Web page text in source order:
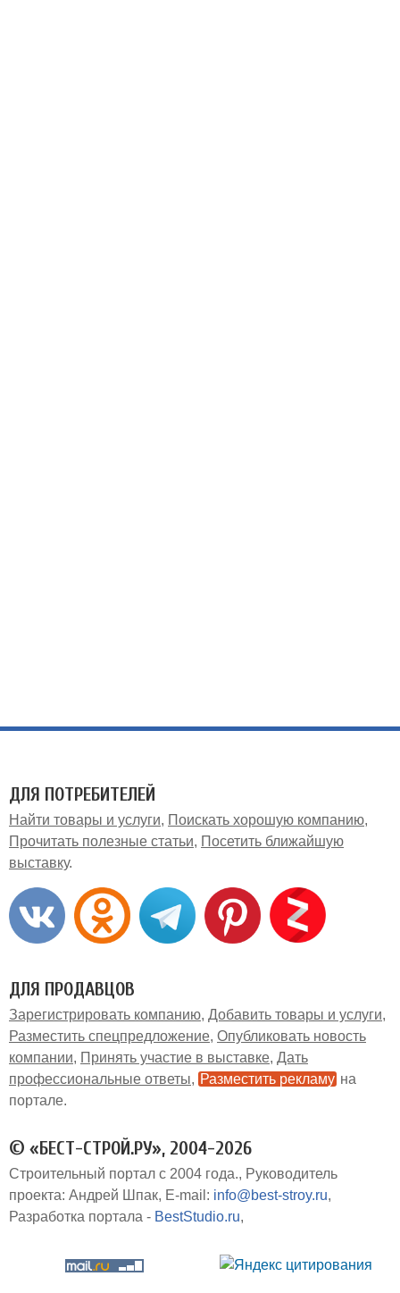
ДЛЯ ПОТРЕБИТЕЛЕЙ
Найти товары и услуги
Поискать хорошую компанию
Прочитать полезные статьи
Посетить ближайшую
выставку
ДЛЯ ПРОДАВЦОВ
Зарегистрировать компанию Добавить товары и услуги
Разместить спецпредложение Опубликовать новость
компании
Принять участие в выставке Дать
профессиональные ответы
Разместить рекламу на
портале
© «БЕСТ-СТРОЙ.РУ», 2004-2026
Строительный портал с 2004 года.
Руководитель
проекта: Андрей Шпак E-mail: info@best-stroy.ru
Разработка портала - BestStudio.ru